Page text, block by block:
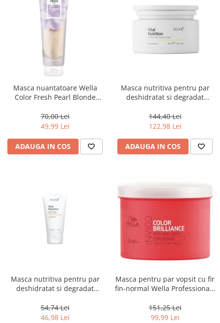
Masca nuantatoare Wella
Color Fresh Pearl Blonde
70,00 Lei
49,99 Lei
ADAUGA IN COS
Masca nutritiva pentru par
deshidratat si degradat
Mask, 250 ml
144,40 Lei
122,98 Lei
ADAUGA IN COS
Masca nutritiva pentru par
deshidratat si degradat
Mask, 50 ml
54,74 Lei
46,98 Lei
Masca pentru par vopsit cu fir
fin-normal Wella Professionals
151,25 Lei
99,99 Lei